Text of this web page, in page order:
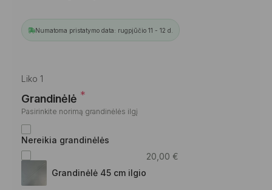
Numatoma pristatymo data: rugpjūčio 11 - 12 d.
Liko 1
Grandinėlė *
Pasirinkite norimą grandinėlės ilgį
Nereikia grandinėlės
Grandinėlė 45 cm ilgio
20,00 €